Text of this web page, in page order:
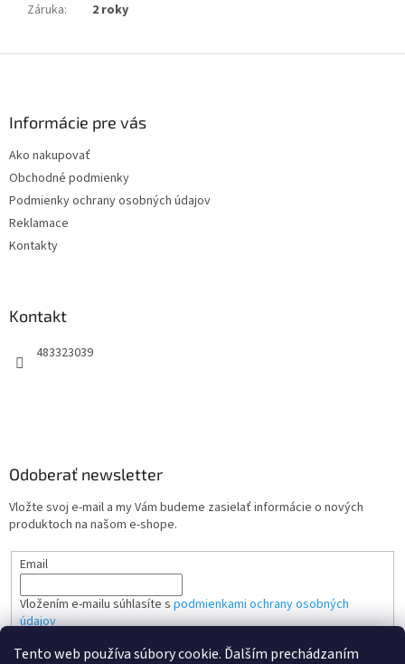
Tento web používa súbory cookie. Ďalším prechádzaním
Záruka: 2 roky
Informácie pre vás
Ako nakupovať
Obchodné podmienky
Podmienky ochrany osobných údajov
Reklamace
Kontakty
Kontakt
483323039
Odoberať newsletter
Vložte svoj e-mail a my Vám budeme zasielať informácie o nových
produktoch na našom e-shope.
Email
Vložením e-mailu súhlasíte s podmienkami ochrany osobných
údajov